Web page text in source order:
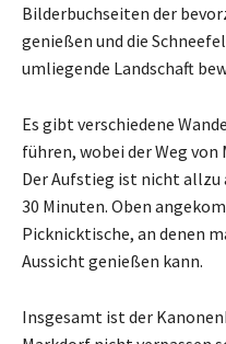
Bilderbuchseiten der
genießen und die
umliegende Landschaft
Es gibt verschiedene
führen, wobei der Weg
Der Aufstieg ist nicht allzu
30 Minuten. Oben
Picknicktische, an denen
Aussicht genießen kann.
Insgesamt ist der